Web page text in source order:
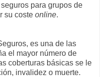
para grupos de
su coste online.
es una de las
el mayor número de
coberturas básicas se le
invalidez o muerte.